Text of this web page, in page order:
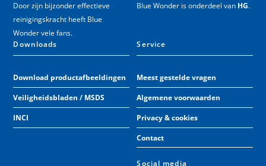
Door zijn bijzonder effectieve
reinigingskracht heeft Blue
Wonder vele fans.
Blue Wonder is onderdeel van HG.
Downloads
Download productafbeeldingen
Veiligheidsbladen / MSDS
INCI
Service
Meest gestelde vragen
Algemene voorwaarden
Privacy & cookies
Contact
Social media